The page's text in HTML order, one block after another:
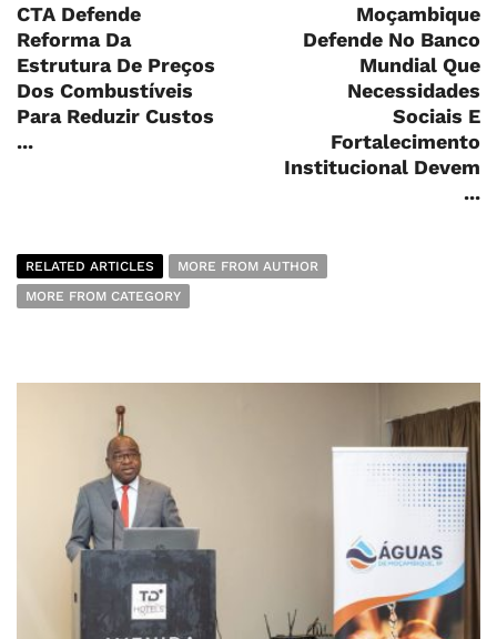
CTA Defende
Reforma Da
Estrutura De Preços
Dos Combustíveis
Para Reduzir Custos
...
Moçambique
Defende No Banco
Mundial Que
Necessidades
Sociais E
Fortalecimento
Institucional Devem
...
RELATED ARTICLES
MORE FROM AUTHOR
MORE FROM CATEGORY